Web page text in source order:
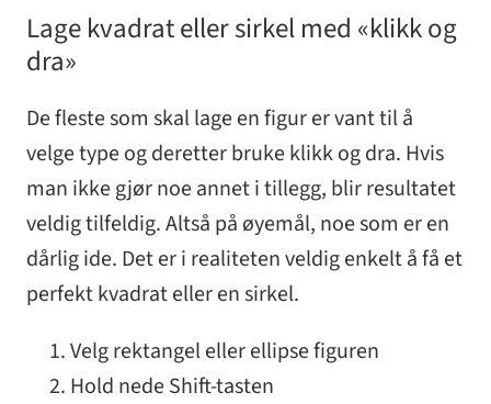
Lage kvadrat eller sirkel med «klikk og
dra»
De fleste som skal lage en figur er vant til å
velge type og deretter bruke klikk og dra. Hvis
man ikke gjør noe annet i tillegg, blir resultatet
veldig tilfeldig. Altså på øyemål, noe som er en
dårlig ide. Det er i realiteten veldig enkelt å få et
perfekt kvadrat eller en sirkel.
Velg rektangel eller ellipse figuren
Hold nede Shift-tasten